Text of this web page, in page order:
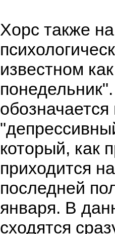
Хорс также
известном
который, как
приходится
последней
января. В
сходятся